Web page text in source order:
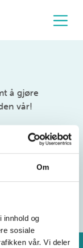
Om
innhold og
sosiale
vår. Vi deler
å gjøre
vår!